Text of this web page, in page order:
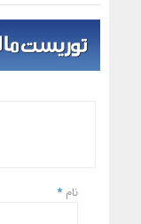
نام *